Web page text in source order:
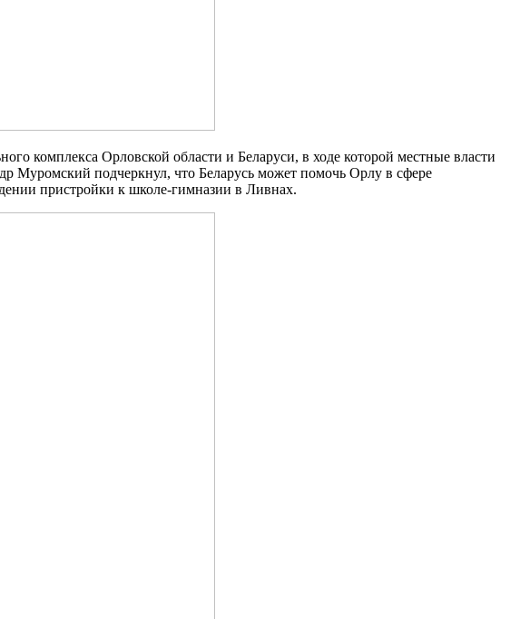
комплекса Орловской области и Беларуси, в ходе которой местные власти
Муромский подчеркнул, что Беларусь может помочь Орлу в сфере
пристройки к школе-гимназии в Ливнах.